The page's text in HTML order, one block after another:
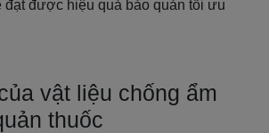
được hiệu quả bảo quản tối ưu
vật liệu chống ẩm
thuốc